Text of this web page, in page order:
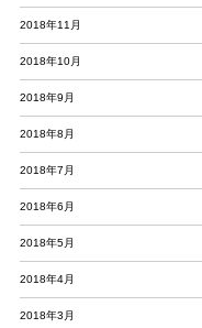
2018年11月
2018年10月
2018年9月
2018年8月
2018年7月
2018年6月
2018年5月
2018年4月
2018年3月